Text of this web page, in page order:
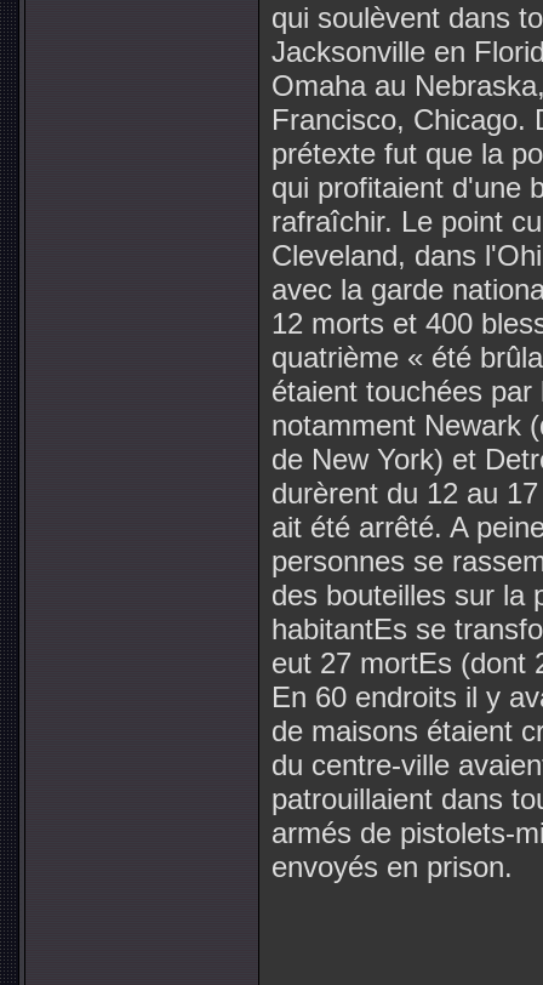
qui soulèvent dans
Jacksonville en
Omaha au
Francisco, Chicago.
prétexte fut que la
qui profitaient d'une
rafraîchir. Le point
Cleveland, dans
avec la garde
12 morts et 400
quatrième « été
étaient touchées
notamment Newark
de New York) et
durèrent du 12 au
ait été arrêté. A
personnes se
des bouteilles sur la
habitantEs se
eut 27 mortEs (dont
En 60 endroits il y
de maisons étaient
du centre-ville
patrouillaient dans
armés de pistolets-
envoyés en prison.